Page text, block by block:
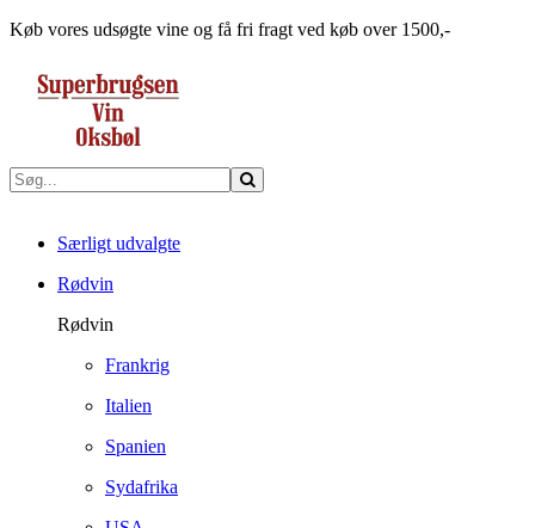
Køb vores udsøgte vine og få fri fragt ved køb over 1500,-
Særligt udvalgte
Rødvin
Rødvin
Frankrig
Italien
Spanien
Sydafrika